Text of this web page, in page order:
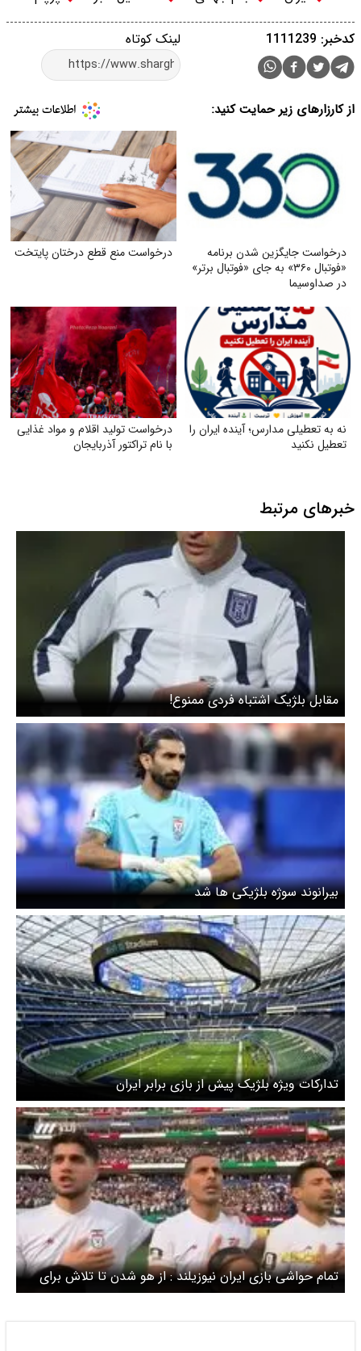
لینک کوتاه کدخبر: 1111239
از کارزارهای زیر حمایت کنید:
درخواست جایگزین شدن برنامه
«فوتبال ۳۶۰» به جای «فوتبال برتر»
در صداوسیما
درخواست منع قطع درختان پایتخت
نه به تعطیلی مدارس؛ آینده ایران را
تعطیل نکنید
درخواست تولید اقلام و مواد غذایی
با نام تراکتور آذربایجان
خبرهای مرتبط
مقابل بلژیک اشتباه فردی ممنوع!
بیرانوند سوژه بلژیکی ها شد
تدارکات ویژه بلژیک پیش از بازی برابر ایران
تمام حواشی بازی ایران نیوزیلند : از هو شدن تا تلاش برای
گل برتری / از پرچم جمکران در رختکن تا یاد کودکان میناب